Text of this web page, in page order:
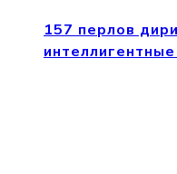
157 перлов